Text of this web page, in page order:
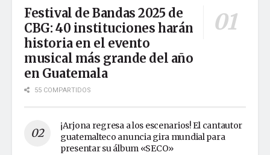
Festival de Bandas 2025 de
CBG: 40 instituciones harán
historia en el evento
musical más grande del año
en Guatemala
55 COMPARTIDOS
¡Arjona regresa a los escenarios! El cantautor
guatemalteco anuncia gira mundial para
presentar su álbum «SECO»